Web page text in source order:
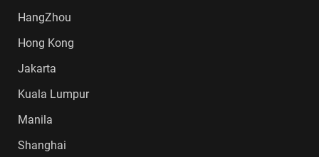
HangZhou
Hong Kong
Jakarta
Kuala Lumpur
Manila
Shanghai